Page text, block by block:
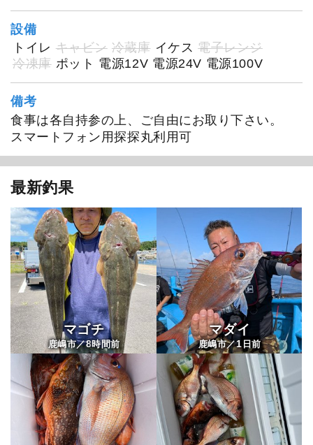
設備
トイレ キャビン 冷蔵庫 イケス 電子レンジ
冷凍庫 ポット 電源12V 電源24V 電源100V
備考
食事は各自持参の上、ご自由にお取り下さい。
スマートフォン用探探丸利用可
最新釣果
マゴチ
鹿嶋市／8時間前
マダイ
鹿嶋市／1 日前